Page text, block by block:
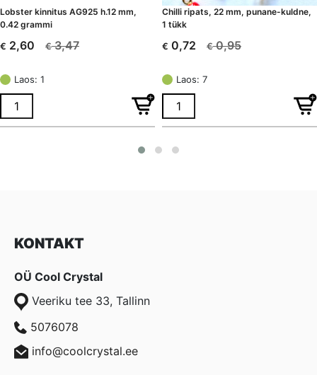
Lobster kinnitus AG925 h.12 mm,
0.42 grammi
€3,47
Algne
oli:
€ 3,47.
€ 2,60
Current
is:
€ 2,60.
Laos: 1
Chilli ripats, 22 mm, punane-kuldne,
1 tükk
€0,95
Algne
oli:
€ 0,95.
€ 0,72
Current
is:
€ 0,72.
Laos: 7
KONTAKT
OÜ Cool Crystal
Veeriku tee 33, Tallinn
5076078
info@coolcrystal.ee